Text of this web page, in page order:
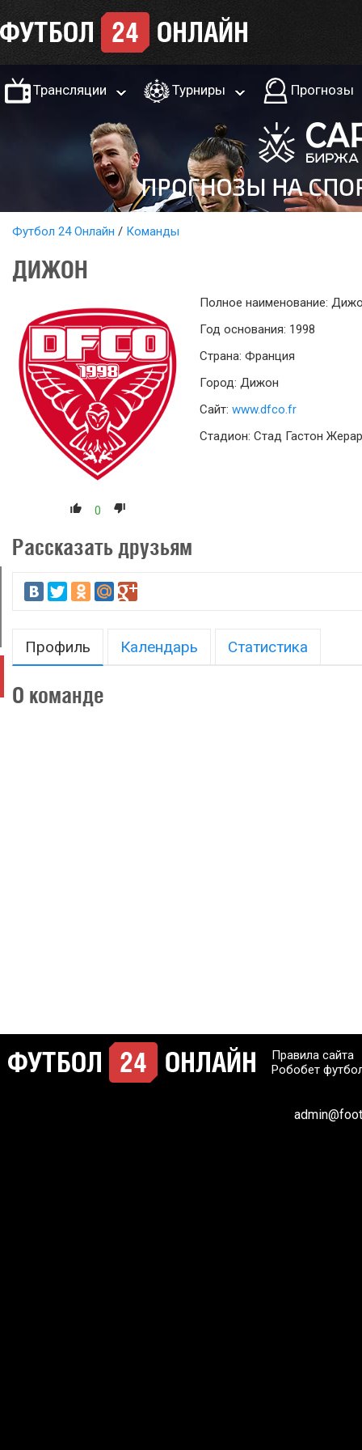
Трансляции Турниры Прогнозы
Футбол 24 Онлайн Команды
ДИЖОН
0
Полное наименование:
Год основания: 1998
Страна: Франция
Город: Дижон
Сайт: www.dfco.fr
Стадион: Стад Гастон Жерар
Рассказать друзьям
Профиль Календарь Статистика
О команде
Правила сайта
Робобет